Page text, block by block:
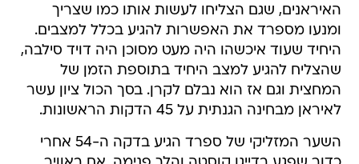
האיראנים, שגם הצליחו לעשות אותו כמו שצריך
ומנעו מספרד את האפשרות להגיע בכלל למצבים.
היחיד שעוד איכשהו היה מעט מסוכן היה דויד סילבה,
שהצליח להגיע למצב היחיד בתוספת הזמן של
המחצית וגם אז הוא נבלם לקרן. בסך הכול ציון עשר
לאיראן מבחינה הגנתית על 45 הדקות הראשונות.
השער המזליקי של ספרד הגיע בדקה ה-54 אחרי